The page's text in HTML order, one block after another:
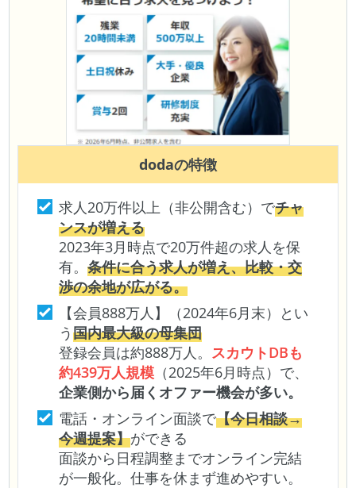
dodaの特徴
求人20万件以上（非公開含む）でチャ
ンスが増える
2023年3月時点で20万件超の求人を保
有。条件に合う求人が増え、比較・交
渉の余地が広がる。
【会員888万人】（2024年6月末）とい
う国内最大級の母集団
登録会員は約888万人。 スカウトDBも
約439万人規模 （2025年6月時点）で、
企業側から届くオファー機会が多い。
電話・オンライン面談で【今日相談→
今週提案】ができる
面談から日程調整までオンライン完結
が一般化。仕事を休まず進めやすい。